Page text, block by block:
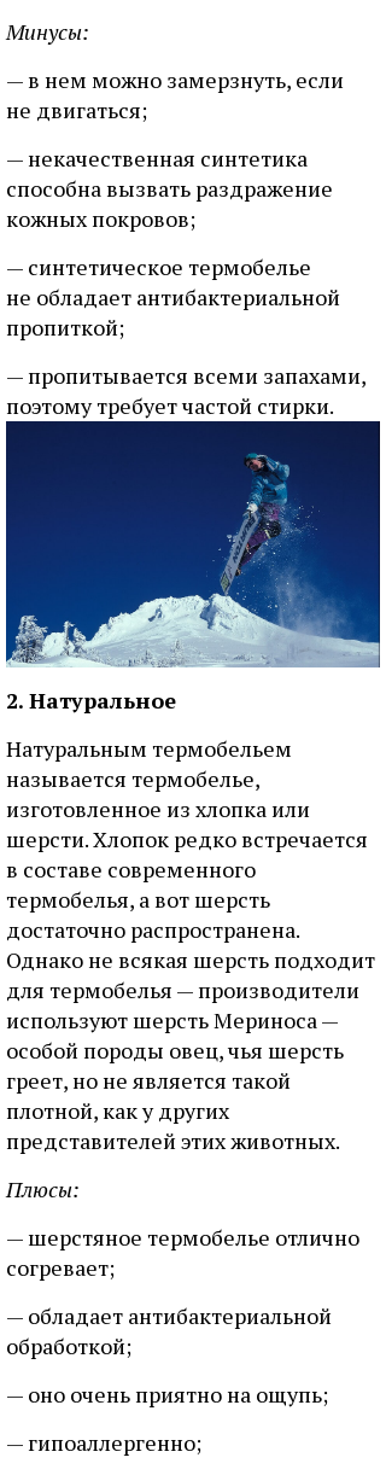
Минусы:
— в нем можно замерзнуть, если
не двигаться;
— некачественная синтетика
способна вызвать раздражение
кожных покровов;
— синтетическое термобелье
не обладает антибактериальной
пропиткой;
— пропитывается всеми запахами,
поэтому требует частой стирки.
2. Натуральное
Натуральным термобельем
называется термобелье,
изготовленное из хлопка или
шерсти. Хлопок редко встречается
в составе современного
термобелья, а вот шерсть
достаточно распространена.
Однако не всякая шерсть подходит
для термобелья — производители
используют шерсть Мериноса —
особой породы овец, чья шерсть
греет, но не является такой
плотной, как у других
представителей этих животных.
Плюсы:
— шерстяное термобелье отлично
согревает;
— обладает антибактериальной
обработкой;
— оно очень приятно на ощупь;
— гипоаллергенно;